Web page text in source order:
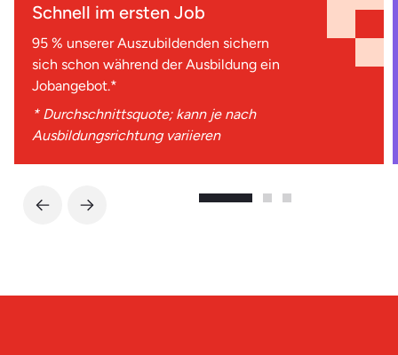
Schnell im ersten Job
95 % unserer Auszubildenden sichern
sich schon während der Ausbildung ein
Jobangebot.*
* Durchschnittsquote; kann je nach
Ausbildungsrichtung variieren